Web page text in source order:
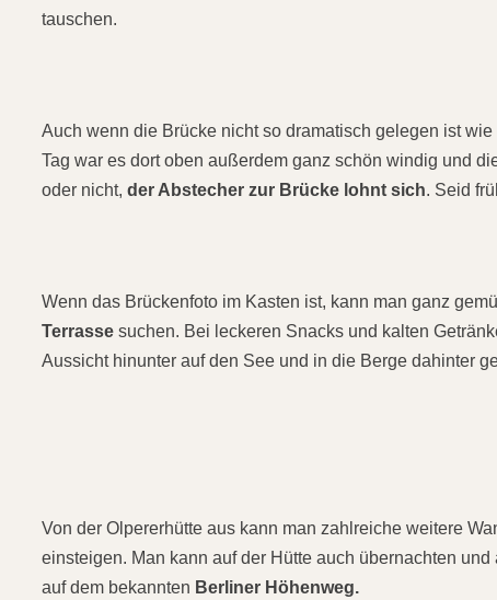
tauschen.
Auch wenn die Brücke nicht so dramatisch gelegen ist
Tag war es dort oben außerdem ganz schön windig und
oder nicht,der Abstecher zur Brücke lohnt sich. Seid
Wenn das Brückenfoto im Kasten ist, kann man ganz
Terrasse suchen. Bei leckeren Snacks und kalten
Aussicht hinunter auf den See und in die Berge dahinter
Von der Olpererhütte aus kann man zahlreiche weitere
einsteigen. Man kann auf der Hütte auch übernachten
auf dem bekannten Berliner Höhenweg.